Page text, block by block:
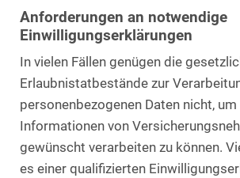
Anforderungen an notwendige
Einwilligungserklärungen
In vielen Fällen genügen die
Erlaubnistatbestände zur
personenbezogenen Daten nicht, um
Informationen von
gewünscht verarbeiten zu können.
es einer qualifizierten